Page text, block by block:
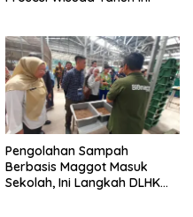
Pengolahan Sampah
Berbasis Maggot Masuk
Sekolah, Ini Langkah DLHK